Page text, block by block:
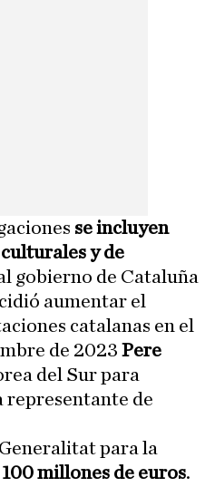
se incluyen
y de
gobierno de Cataluña
aumentar el
catalanas en el
de 2023 Pere
del Sur para
representante de
para la
100 millones de euros.